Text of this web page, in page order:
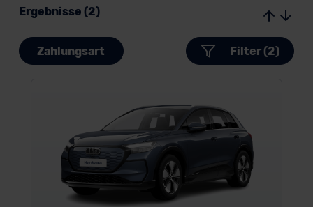
Ergebnisse (2)
Zahlungsart Filter (2)